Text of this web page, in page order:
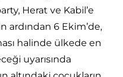
Herat ve Kabil’e
ardından 6 Ekim’de,
halinde ülkede en
uyarısında